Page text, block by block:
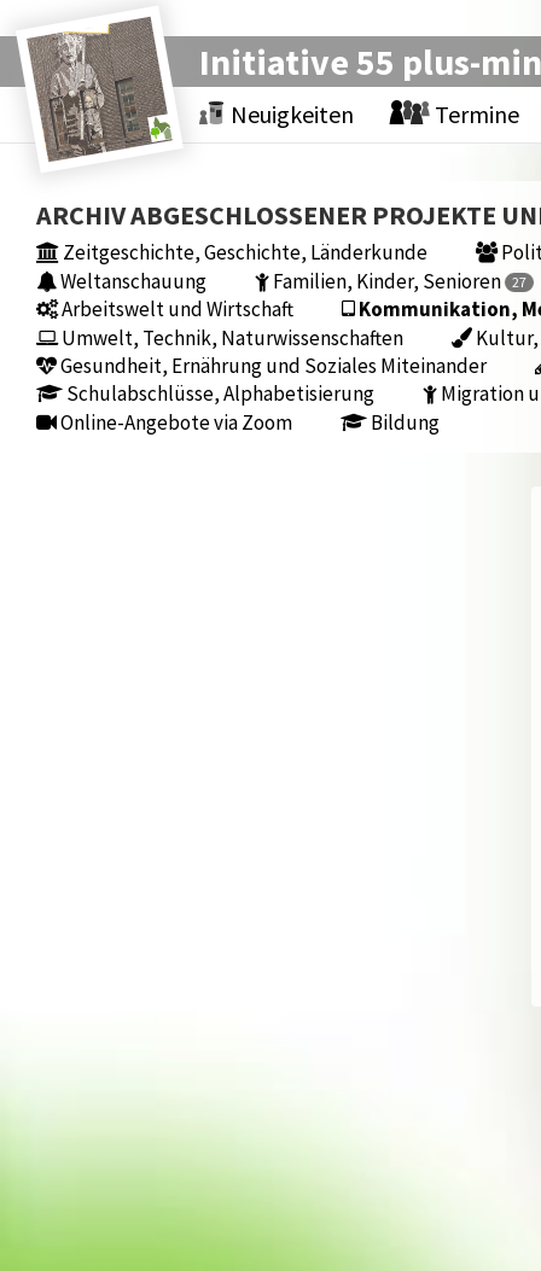
Initiative 55 plus-
Neuigkeiten Termine
ARCHIV ABGESCHLOSSENER PROJEKTE
Zeitgeschichte, Geschichte, Länderkunde
Weltanschauung
Familien, Kinder, Senioren 27
Arbeitswelt und Wirtschaft
Kommunikation,
Umwelt, Technik, Naturwissenschaften
Kultur,
Gesundheit, Ernährung und Soziales Miteinander
Schulabschlüsse, Alphabetisierung
Migration
Online-Angebote via Zoom
Bildung